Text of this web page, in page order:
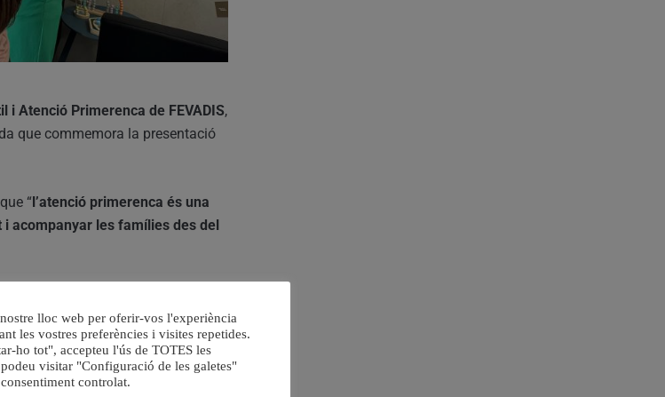
i Atenció Primerenca de FEVADIS,
que commemora la presentació
“l’atenció primerenca és una
acompanyar les famílies des del
que treballen en atenció
lloc web per oferir-vos l'experiència
les vostres preferències i visites repetides.
ho tot", accepteu l'ús de TOTES les
visitar "Configuració de les galetes"
controlat.